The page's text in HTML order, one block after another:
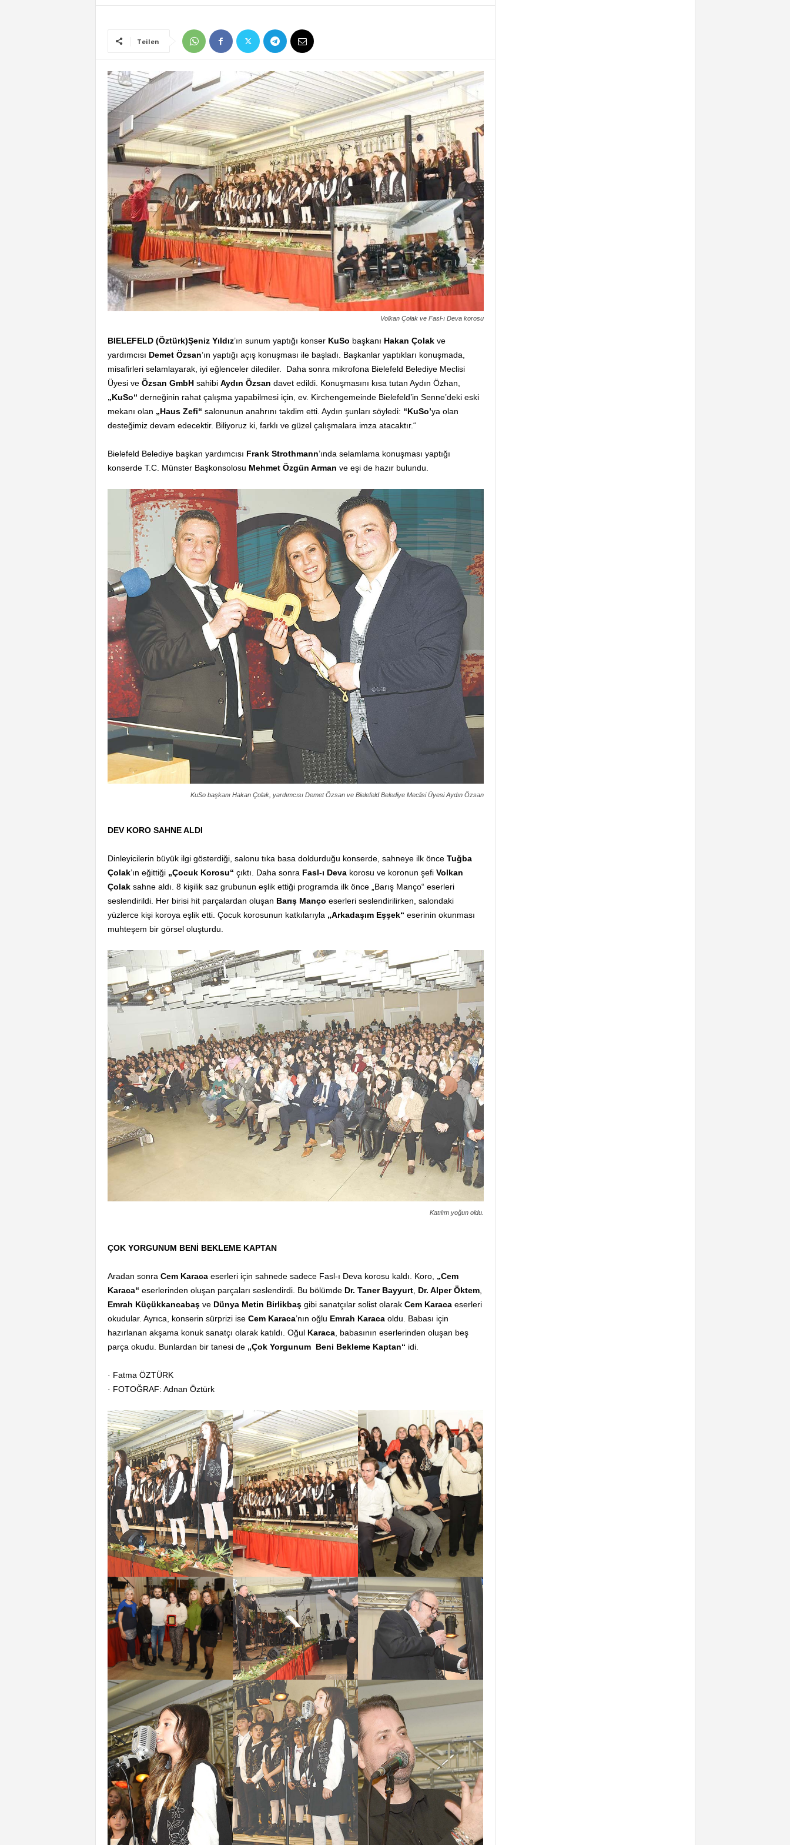
Teilen
Volkan Çolak ve Fasl-ı Deva korosu
BIELEFELD (Öztürk)Şeniz Yıldız’ın sunum yaptığı konser KuSo başkanı Hakan Çolakve
yardımcısı Demet Özsan’ın yaptığı açış konuşması ile başladı. Başkanlar yaptıkları konuşmada,
misafirleri selamlayarak, iyi eğlenceler dilediler. Daha sonra mikrofona Bielefeld Belediye Meclisi
Üyesi ve Özsan GmbHsahibi Aydın Özsan davet edildi. Konuşmasını kısa tutan Aydın Özhan,
„KuSo“ derneğinin rahat çalışma yapabilmesi için, ev. Kirchengemeinde Bielefeld’in Senne’deki eski
mekanı olan „Haus Zefi“ salonunun anahrını takdim etti. Aydın şunları söyledi: “KuSo’ya olan
desteğimiz devam edecektir. Biliyoruz ki, farklı ve güzel çalışmalara imza atacaktır.“
Bielefeld Belediye başkan yardımcısı Frank Strothmann’ında selamlama konuşması yaptığı
konserde T.C. Münster Başkonsolosu Mehmet Özgün Arman ve eşi de hazır bulundu.
KuSo başkanı Hakan Çolak, yardımcısı Demet Özsan ve Bielefeld Belediye Meclisi Üyesi Aydın Özsan
DEV KORO SAHNE ALDI
Dinleyicilerin büyük ilgi gösterdiği, salonu tıka basa doldurduğu konserde, sahneye ilk önce Tuğba
Çolak’ın eğittiği „Çocuk Korosu“ çıktı. Daha sonra Fasl-ı Devakorosu ve koronun şefi Volkan
Çolaksahne aldı. 8 kişilik saz grubunun eşlik ettiği programda ilk önce „Barış Manço“ eserleri
seslendirildi. Her birisi hit parçalardan oluşan Barış Manço eserleri seslendirilirken, salondaki
yüzlerce kişi koroya eşlik etti. Çocuk korosunun katkılarıyla „Arkadaşım Eşşek“ eserinin okunması
muhteşem bir görsel oluşturdu.
Katılım yoğun oldu.
ÇOK YORGUNUM BENİ BEKLEME KAPTAN
Aradan sonra Cem Karacaeserleri için sahnede sadece Fasl-ı Deva korosu kaldı. Koro, „Cem
Karaca“ eserlerinden oluşan parçaları seslendirdi. Bu bölümde Dr. Taner Bayyurt, Dr. Alper Öktem,
Emrah Küçükkancabaşve Dünya Metin Birlikbaşgibi sanatçılar solist olarak Cem Karacaeserleri
okudular. Ayrıca, konserin sürprizi ise Cem Karaca’nın oğlu Emrah Karacaoldu. Babası için
hazırlanan akşama konuk sanatçı olarak katıldı. Oğul Karaca, babasının eserlerinden oluşan beş
parça okudu. Bunlardan bir tanesi de „Çok Yorgunum Beni Bekleme Kaptan“ idi.
· Fatma ÖZTÜRK
· FOTOĞRAF: Adnan Öztürk